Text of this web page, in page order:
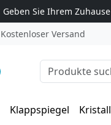
Geben Sie Ihrem Zuhause
Kostenloser Versand
Suche nach:
Klappspiegel